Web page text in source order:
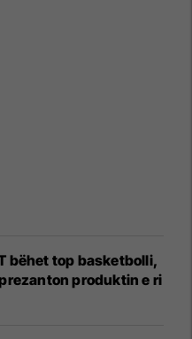
bëhet top basketbolli,
produktin e ri